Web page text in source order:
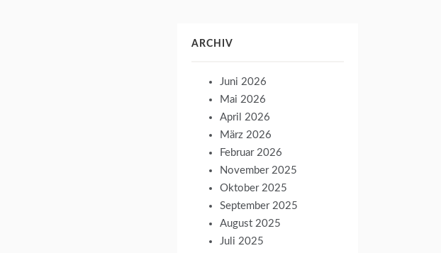
ARCHIV
Juni 2026
Mai 2026
April 2026
März 2026
Februar 2026
November 2025
Oktober 2025
September 2025
August 2025
Juli 2025